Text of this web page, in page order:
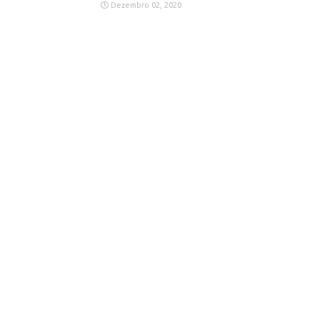
Dezembro 02, 2020